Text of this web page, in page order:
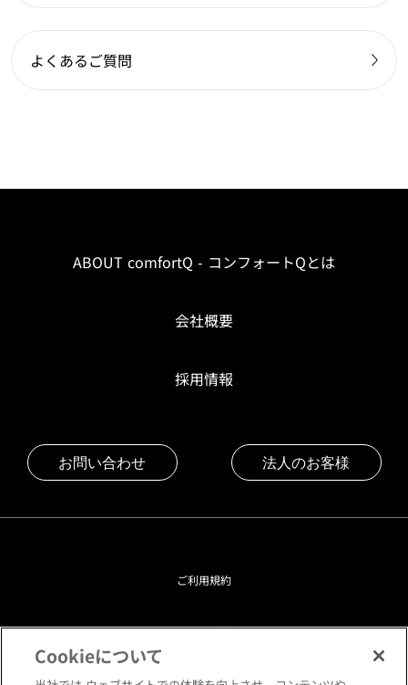
よくあるご質問
ABOUT comfortQ - コンフォートQとは
会社概要
採用情報
お問い合わせ 法人のお客様
ご利用規約
プライバシーポリシー
クッキーポリシー
Cookieについて